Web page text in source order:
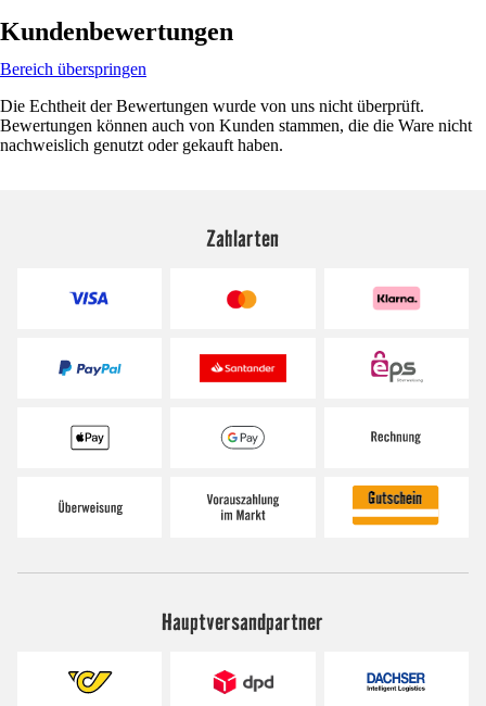
Kundenbewertungen
Bereich überspringen
Die Echtheit der Bewertungen wurde von uns nicht überprüft.
Bewertungen können auch von Kunden stammen, die die Ware nicht
nachweislich genutzt oder gekauft haben.
Zahlarten
Hauptversandpartner